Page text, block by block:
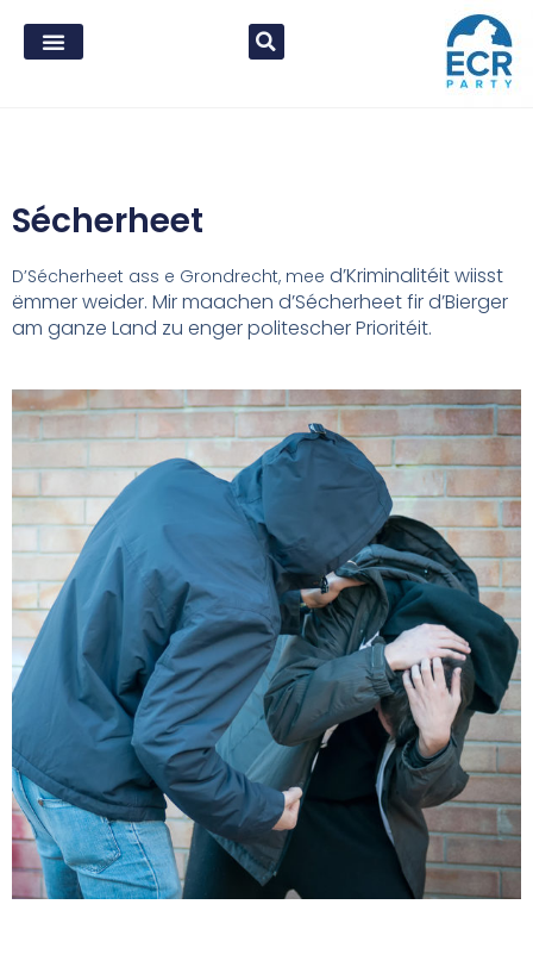
Sécherheet
D’Sécherheet ass e Grondrecht, mee d’Kriminalitéit wiisst
ëmmer weider. Mir maachen d’Sécherheet fir d’Bierger
am ganze Land zu enger politescher Prioritéit.